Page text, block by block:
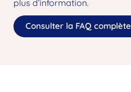
plus d’information.
Consulter la FAQ complète